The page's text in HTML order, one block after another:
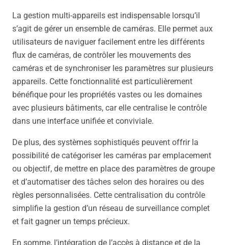
La gestion multi-appareils est indispensable lorsqu’il
s’agit de gérer un ensemble de caméras. Elle permet aux
utilisateurs de naviguer facilement entre les différents
flux de caméras, de contrôler les mouvements des
caméras et de synchroniser les paramètres sur plusieurs
appareils. Cette fonctionnalité est particulièrement
bénéfique pour les propriétés vastes ou les domaines
avec plusieurs bâtiments, car elle centralise le contrôle
dans une interface unifiée et conviviale.
De plus, des systèmes sophistiqués peuvent offrir la
possibilité de catégoriser les caméras par emplacement
ou objectif, de mettre en place des paramètres de groupe
et d’automatiser des tâches selon des horaires ou des
règles personnalisées. Cette centralisation du contrôle
simplifie la gestion d’un réseau de surveillance complet
et fait gagner un temps précieux.
En somme, l’intégration de l’accès à distance et de la